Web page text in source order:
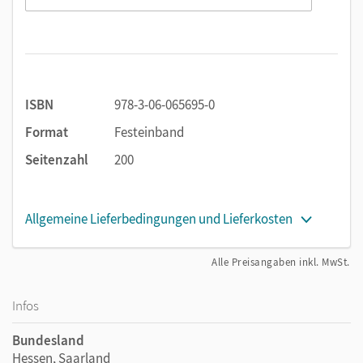
ISBN
978-3-06-065695-0
Format
Festeinband
Seitenzahl
200
Allgemeine Lieferbedingungen und Lieferkosten
Alle Preisangaben inkl. MwSt.
Infos
Bundesland
Hessen, Saarland